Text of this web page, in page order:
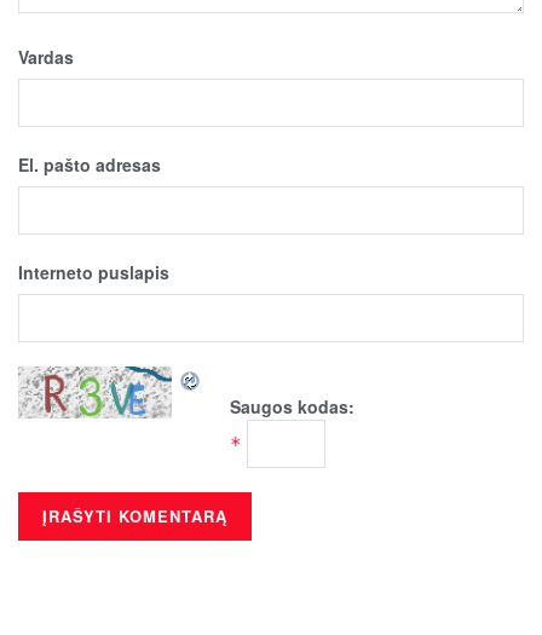
Vardas
El. pašto adresas
Interneto puslapis
Saugos kodas:
*